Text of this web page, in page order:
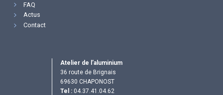
FAQ
Actus
Contact
Atelier de l’aluminium
36 route de Brignais
69630 CHAPONOST
Tel : 04.37.41.04.62